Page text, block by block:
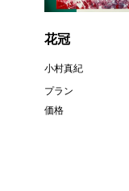
花冠
小村真紀
プラン
価格